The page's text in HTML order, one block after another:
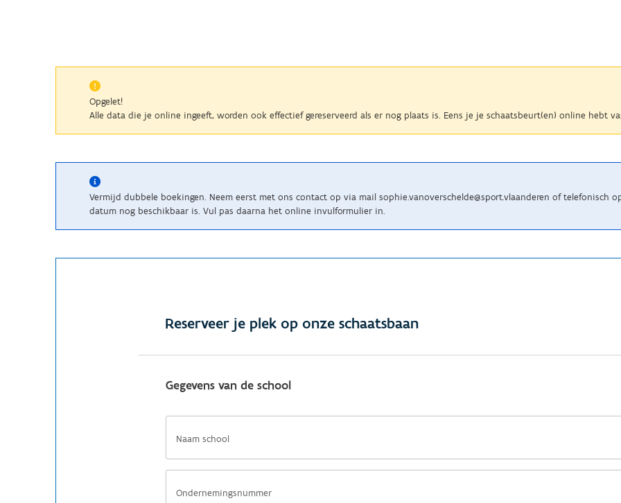
Opgelet!
Alle data die je online ingeeft, worden ook effectief gereserveerd als er nog plaats is. Eens je je schaatsbeurt(en) online hebt
Vermijd dubbele boekingen. Neem eerst met ons contact op via mail sophie.vanoverschelde@sport.vlaanderen of telefonisch
datum nog beschikbaar is. Vul pas daarna het online invulformulier in.